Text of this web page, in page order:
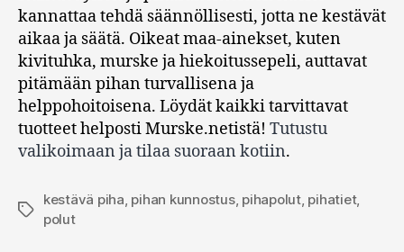
kannattaa tehdä säännöllisesti, jotta ne kestävät
aikaa ja säätä. Oikeat maa-ainekset, kuten
kivituhka, murske ja hiekoitussepeli, auttavat
pitämään pihan turvallisena ja
helppohoitoisena. Löydät kaikki tarvittavat
tuotteet helposti Murske.netistä! Tutustu
valikoimaan ja tilaa suoraan kotiin.
Avainsanat
kestävä piha, pihan kunnostus, pihapolut, pihatiet,
polut